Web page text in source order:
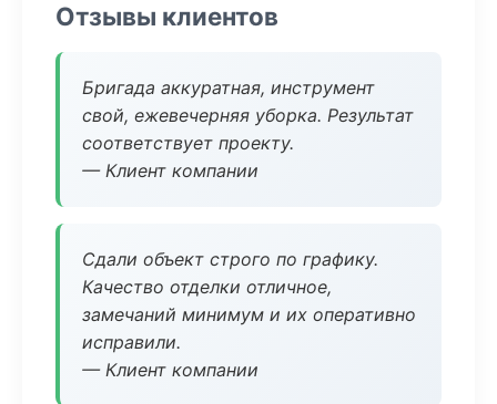
Отзывы клиентов
Бригада аккуратная, инструмент
свой, ежевечерняя уборка. Результат
соответствует проекту.
— Клиент компании
Сдали объект строго по графику.
Качество отделки отличное,
замечаний минимум и их оперативно
исправили.
— Клиент компании